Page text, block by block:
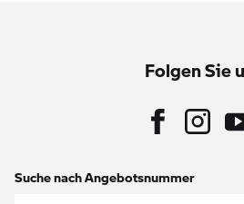
Folgen Sie
Suche nach Angebotsnummer